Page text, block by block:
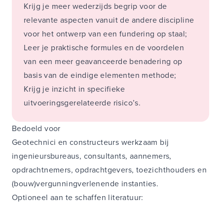
Krijg je meer wederzijds begrip voor de
relevante aspecten vanuit de andere discipline
voor het ontwerp van een fundering op staal;
Leer je praktische formules en de voordelen
van een meer geavanceerde benadering op
basis van de eindige elementen methode;
Krijg je inzicht in specifieke
uitvoeringsgerelateerde risico’s.
Bedoeld voor
Geotechnici en constructeurs werkzaam bij
ingenieursbureaus, consultants, aannemers,
opdrachtnemers, opdrachtgevers, toezichthouders en
(bouw)vergunningverlenende instanties.
Optioneel aan te schaffen literatuur: